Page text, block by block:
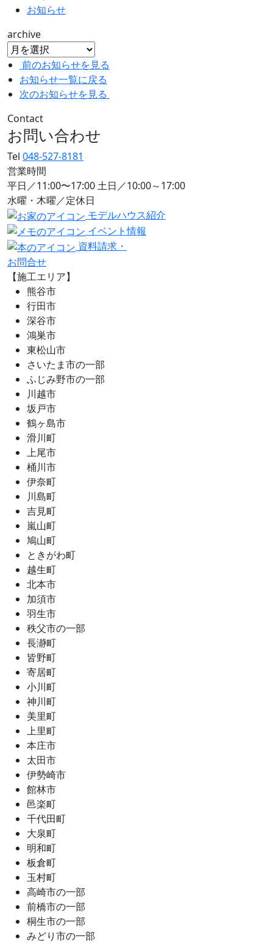
お知らせ
archive
前のお知らせを見る
お知らせ一覧に戻る
次のお知らせを見る
Contact
お問い合わせ
Tel 048-527-8181
営業時間
平日／11:00〜17:00 土日／10:00～17:00
水曜・木曜／定休日
モデルハウス紹介
イベント情報
資料請求・
お問合せ
【施工エリア】
熊谷市
行田市
深谷市
鴻巣市
東松山市
さいたま市の一部
ふじみ野市の一部
川越市
坂戸市
鶴ヶ島市
滑川町
上尾市
桶川市
伊奈町
川島町
吉見町
嵐山町
鳩山町
ときがわ町
越生町
北本市
加須市
羽生市
秩父市の一部
長瀞町
皆野町
寄居町
小川町
神川町
美里町
上里町
本庄市
太田市
伊勢崎市
館林市
邑楽町
千代田町
大泉町
明和町
板倉町
玉村町
高崎市の一部
前橋市の一部
桐生市の一部
みどり市の一部